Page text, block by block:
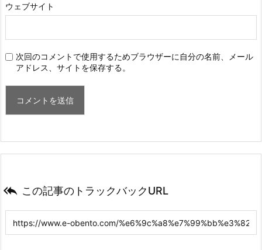
ウェブサイト
次回のコメントで使用するためブラウザーに自分の名前、メール
アドレス、サイトを保存する。
 この記事のトラックバックURL